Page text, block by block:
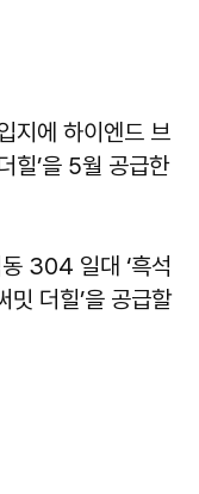
지에 하이엔드 브
힐’을 5월 공급한
304 일대 ‘흑석
밋 더힐’을 공급할